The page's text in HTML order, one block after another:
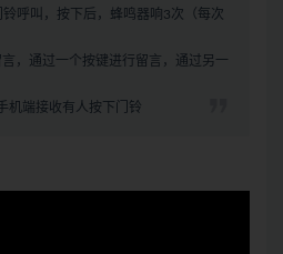
呼叫，按下后，蜂鸣器响3次（每次
，通过一个按键进行留言，通过另一
机端接收有人按下门铃